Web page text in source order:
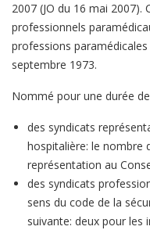
2007 (JO du 16 mai
professionnels
professions
septembre 1973.
Nommé pour une durée
des syndicats
hospitalière: le nombre
représentation au
des syndicats
sens du code de la
suivante: deux pour les